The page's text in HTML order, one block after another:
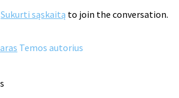
Sukurti sąskaitą to join the conversation.
Temos autorius